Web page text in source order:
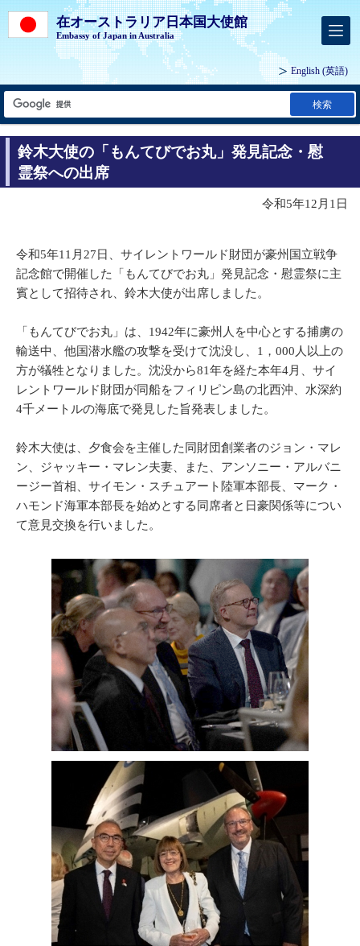
在オーストラリア日本国大使館
Embassy of Japan in Australia
English (英語)
検索
鈴木大使の「もんてびでお丸」発見記念・慰
霊祭への出席
令和5年12月1日
令和5年11月27日、サイレントワールド財団が豪州国立戦争
記念館で開催した「もんてびでお丸」発見記念・慰霊祭に主
賓として招待され、鈴木大使が出席しました。
「もんてびでお丸」は、1942年に豪州人を中心とする捕虜の
輸送中、他国潜水艦の攻撃を受けて沈没し、1，000人以上の
方が犠牲となりました。沈没から81年を経た本年4月、サイ
レントワールド財団が同船をフィリピン島の北西沖、水深約
4千メートルの海底で発見した旨発表しました。
鈴木大使は、夕食会を主催した同財団創業者のジョン・マレ
ン、ジャッキー・マレン夫妻、また、アンソニー・アルバニ
ージー首相、サイモン・スチュアート陸軍本部長、マーク・
ハモンド海軍本部長を始めとする同席者と日豪関係等につい
て意見交換を行いました。